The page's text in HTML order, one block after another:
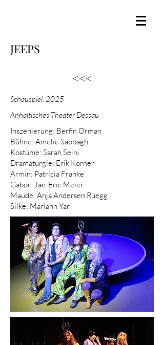
JEEPS
<<<
Schauspiel, 2025
Anhaltisches Theater Dessau
Inszenierung: Berfin Orman
Bühne: Amelie Sabbagh
Kostüme: Sarah Seini
Dramaturgie: Erik Körner
Armin: Patricia Franke
Gabor: Jan-Eric Meier
Maude: Anja Andersen Rüegg
Silke: Mariann Yar